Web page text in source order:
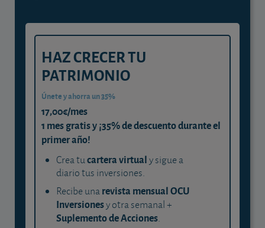
HAZ CRECER TU
PATRIMONIO
Únete y ahorra un 35%
17,00€/mes
1 mes gratis y ¡35% de descuento durante el
primer año!
Crea tucartera virtualy sigue a
diario tus inversiones.
Recibe unarevista mensual OCU
Inversionesy otra semanal +
Suplemento de Acciones.